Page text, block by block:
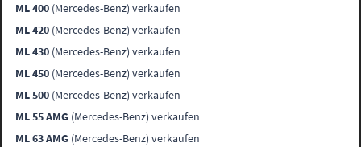
ML 400 (Mercedes-Benz) verkaufen
ML 420 (Mercedes-Benz) verkaufen
ML 430 (Mercedes-Benz) verkaufen
ML 450 (Mercedes-Benz) verkaufen
ML 500 (Mercedes-Benz) verkaufen
ML 55 AMG (Mercedes-Benz) verkaufen
ML 63 AMG (Mercedes-Benz) verkaufen